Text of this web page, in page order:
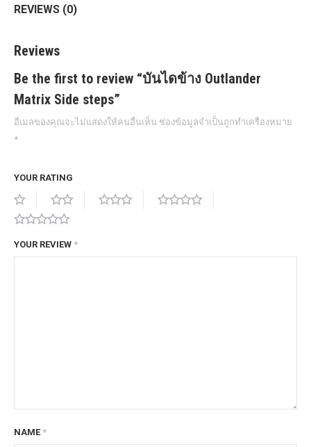
REVIEWS (0)
Reviews
Be the first to review “บันไดข้าง Outlander
Matrix Side steps”
อีเมลของคุณจะไม่แสดงให้คนอื่นเห็น ช่องข้อมูลจำเป็นถูกทำเครื่องหมาย
*
YOUR RATING
YOUR REVIEW *
NAME *